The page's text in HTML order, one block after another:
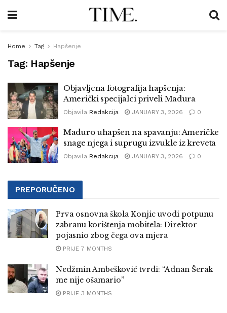
Home Tag Hapšenje
Tag: Hapšenje
Objavljena fotografija hapšenja:
Američki specijalci priveli Madura
Objavila Redakcija JANUARY 3, 2026 0
Maduro uhapšen na spavanju: Američke
snage njega i suprugu izvukle iz kreveta
Objavila Redakcija JANUARY 3, 2026 0
PREPORUČENO
Prva osnovna škola Konjic uvodi potpunu
zabranu korištenja mobitela: Direktor
pojasnio zbog čega ova mjera
PRIJE 7 MONTHS
Nedžmin Ambešković tvrdi: “Adnan Šerak
me nije ošamario”
PRIJE 3 MONTHS